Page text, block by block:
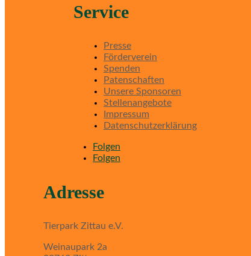
Service
Presse
Förderverein
Spenden
Patenschaften
Unsere Sponsoren
Stellenangebote
Impressum
Datenschutzerklärung
Folgen
Folgen
Adresse
Tierpark Zittau e.V.
Weinaupark 2a